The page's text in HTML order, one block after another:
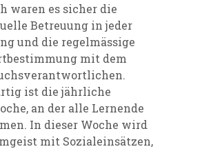
waren es sicher die
Betreuung in jeder
und die regelmässige
mit dem
ist die jährliche
an der alle Lernende
In dieser Woche wird
mit Sozialeinsätzen,